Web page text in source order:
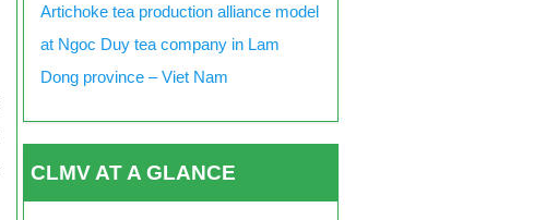
Artichoke tea production alliance model
at Ngoc Duy tea company in Lam
Dong province – Viet Nam
CLMV AT A GLANCE